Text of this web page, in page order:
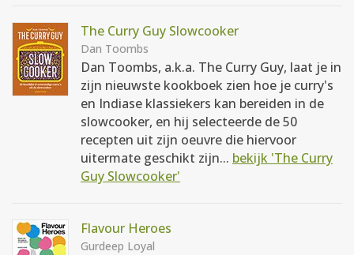
The Curry Guy Slowcooker
Dan Toombs
Dan Toombs, a.k.a. The Curry Guy, laat je in
zijn nieuwste kookboek zien hoe je curry's
en Indiase klassiekers kan bereiden in de
slowcooker, en hij selecteerde de 50
recepten uit zijn oeuvre die hiervoor
uitermate geschikt zijn... bekijk 'The Curry
Guy Slowcooker'
Flavour Heroes
Gurdeep Loyal